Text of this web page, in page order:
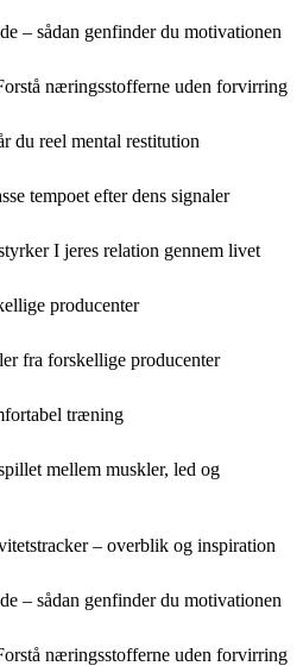
– sådan genfinder du motivationen
næringsstofferne uden forvirring
du reel mental restitution
tempoet efter dens signaler
I jeres relation gennem livet
producenter
fra forskellige producenter
træning
mellem muskler, led og
– overblik og inspiration
– sådan genfinder du motivationen
næringsstofferne uden forvirring